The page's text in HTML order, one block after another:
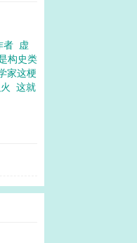
者 虚
构史类
家这梗
这就